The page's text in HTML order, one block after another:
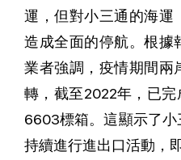
運，但對小三通的海運
造成全面的停航。根據
業者強調，疫情期間兩
轉，截至2022年，已
6603標箱。這顯示了
持續進行進出口活動，